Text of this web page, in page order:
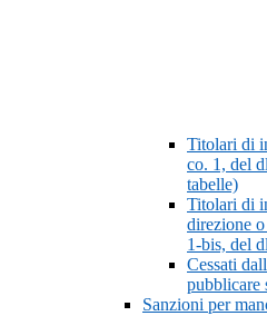
Titolari di
co. 1, del
tabelle)
Titolari di
direzione
1-bis, del
Cessati
pubblicare
Sanzioni per